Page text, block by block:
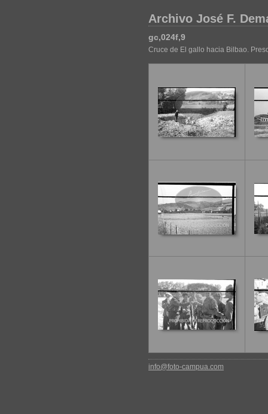
Archivo José F.
gc,024f,9
Cruce de El gallo hacia Bilbao.
info@foto-campua.com